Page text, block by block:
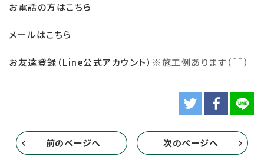
お電話の方はこちら
メールはこちら
お友達登録（Line公式アカウント） ※施工例あります（＾＾）
前のページへ 次のページへ